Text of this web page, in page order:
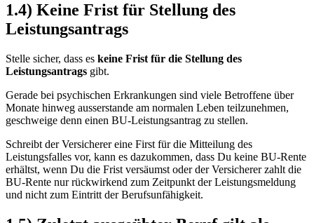
1.4) Keine Frist für Stellung des
Leistungsantrags
Stelle sicher, dass es keine Frist für die Stellung des
Leistungsantrags gibt.
Gerade bei psychischen Erkrankungen sind viele Betroffene über
Monate hinweg ausserstande am normalen Leben teilzunehmen,
geschweige denn einen BU-Leistungsantrag zu stellen.
Schreibt der Versicherer eine First für die Mitteilung des
Leistungsfalles vor, kann es dazukommen, dass Du keine BU-Rente
erhältst, wenn Du die Frist versäumst oder der Versicherer zahlt die
BU-Rente nur rückwirkend zum Zeitpunkt der Leistungsmeldung
und nicht zum Eintritt der Berufsunfähigkeit.